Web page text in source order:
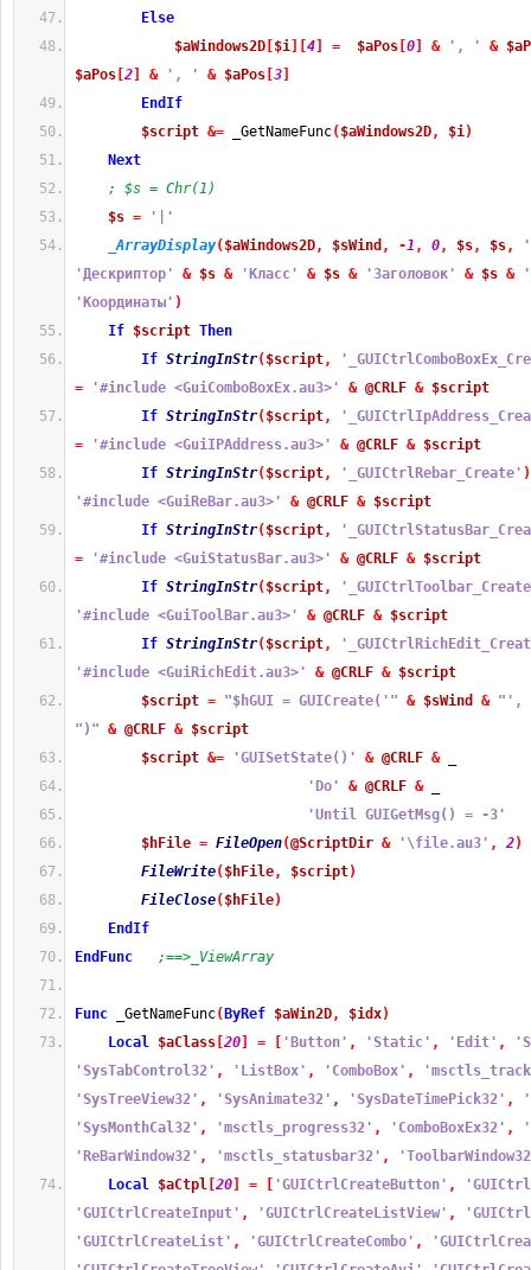
Else
$aWindows2D $i 4 = $aPos 0 & ', ' &
$aPos 2 & ', ' & $aPos 3
EndIf
$script &= _GetNameFunc( $aWindows2D, $i)
Next
; $s = Chr(1)
$s =
'|'
_ArrayDisplay( $aWindows2D, $sWind , -1 , 0, $s, $s,
'Дескриптор'
& $s & 'Класс' & $s & 'Заголовок' & $s &
'Координаты' )
If $script Then
If StringInStr( $script,
=
'#include <GuiComboBoxEx.au3>' & @CRLF & $script
If StringInStr( $script,
=
'#include <GuiIPAddress.au3>' & @CRLF & $script
If StringInStr( $script, '_GUICtrlRebar_Create' )
'#include <GuiReBar.au3>'
& @CRLF & $script
If StringInStr( $script,
=
'#include <GuiStatusBar.au3>' & @CRLF & $script
If StringInStr( $script,
'#include <GuiToolBar.au3>'
& @CRLF & $script
If StringInStr( $script,
'#include <GuiRichEdit.au3>'
& @CRLF & $script
$script = "$hGUI = GUICreate('" & $sWind & "',
")" & @CRLF & $script
$script &= 'GUISetState()' & @CRLF & _
'Do'
& @CRLF & _
'Until GUIGetMsg() = -3'
$hFile = FileOpen(@ScriptDir & '\file.au3' , 2)
FileWrite( $hFile, $script)
FileClose( $hFile)
EndIf
EndFunc
;==>_ViewArray
Func _GetNameFunc( ByRef $aWin2D, $idx)
Local $aClass 20 = 'Button' , 'Static' , 'Edit' ,
'SysTabControl32' , 'ListBox' , 'ComboBox' ,
'SysTreeView32' , 'SysAnimate32' , 'SysDateTimePick32' ,
'SysMonthCal32' , 'msctls_progress32' , 'ComboBoxEx32' ,
'ReBarWindow32' , 'msctls_statusbar32' ,
Local $aCtpl 20 = 'GUICtrlCreateButton' ,
'GUICtrlCreateInput' , 'GUICtrlCreateListView' ,
'GUICtrlCreateList' , 'GUICtrlCreateCombo' ,